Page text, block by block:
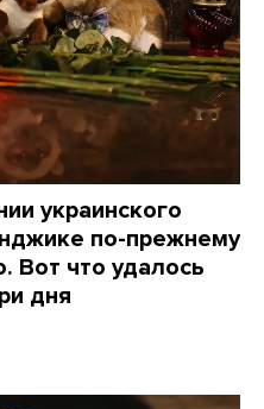
украинского
по-прежнему
Вот что удалось
дня